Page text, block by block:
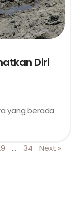
Diri
yang berada
… 34 Next »